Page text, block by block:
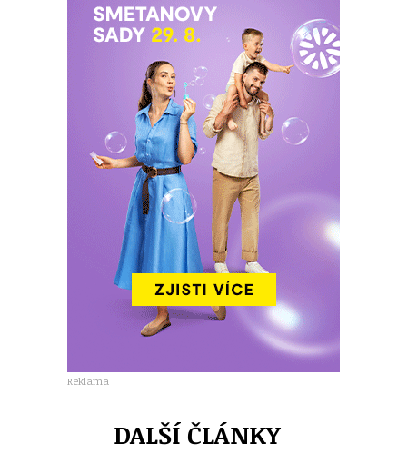
Reklama
DALŠÍ ČLÁNKY